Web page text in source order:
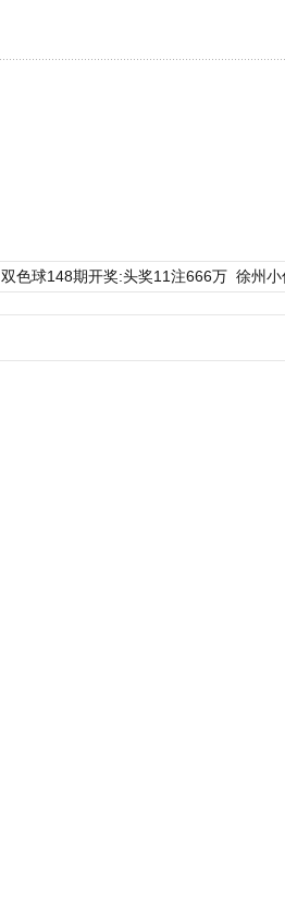
双色球148期开奖:头奖11注666万 徐州